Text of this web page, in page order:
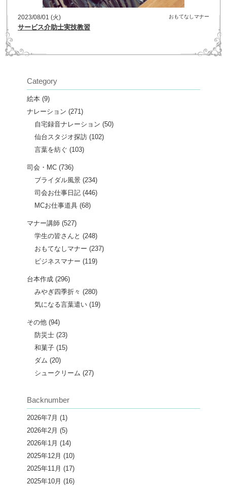
2023/08/01 (火) おもてなしマナー
サービス介助士実技教習
Category
絵本(9)
ナレーション (271)
自宅録音ナレーション (50)
仙台スタジオ探訪(102)
言葉を紡ぐ (103)
司会・MC(736)
ブライダル風景(234)
司会お仕事日記(446)
MCお仕事道具(68)
マナー講師(527)
学生の皆さんと (248)
おもてなしマナー (237)
ビジネスマナー (119)
台本作成(296)
みやぎ四季折々 (280)
気になる言葉遣い(19)
その他(94)
防災士(23)
和菓子(15)
ダム (20)
シュークリーム (27)
Backnumber
2026年7月 (1)
2026年2月 (5)
2026年1月 (14)
2025年12月 (10)
2025年11月 (17)
2025年10月 (16)